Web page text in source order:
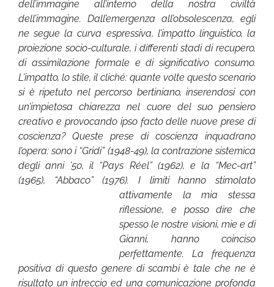
dell’immagine all’interno della nostra civiltà
dell’immagine. Dall’emergenza all’obsolescenza, egli
ne segue la curva espressiva, l’impatto linguistico, la
proiezione socio-culturale, i differenti stadi di recupero,
di assimilazione formale e di significativo consumo.
L’impatto, lo stile, il cliché: quante volte questo scenario
si è ripetuto nel percorso bertiniano, inserendosi con
un’impietosa chiarezza nel cuore del suo pensiero
creativo e provocando ipso facto delle nuove prese di
coscienza? Queste prese di coscienza inquadrano
l’opera: sono i “Gridi” (1948-49), la contrazione sistemica
degli anni ’50, il “Pays Réel” (1962), e la “Mec-art”
(1965), “Abbaco” (1976). I limiti hanno stimolato
attivamente la mia stessa
riflessione, e posso dire che
spesso le nostre visioni, mie e di
Gianni, hanno coinciso
perfettamente. La frequenza
positiva di questo genere di scambi è tale che ne è
risultato un intreccio ed una comunicazione profonda